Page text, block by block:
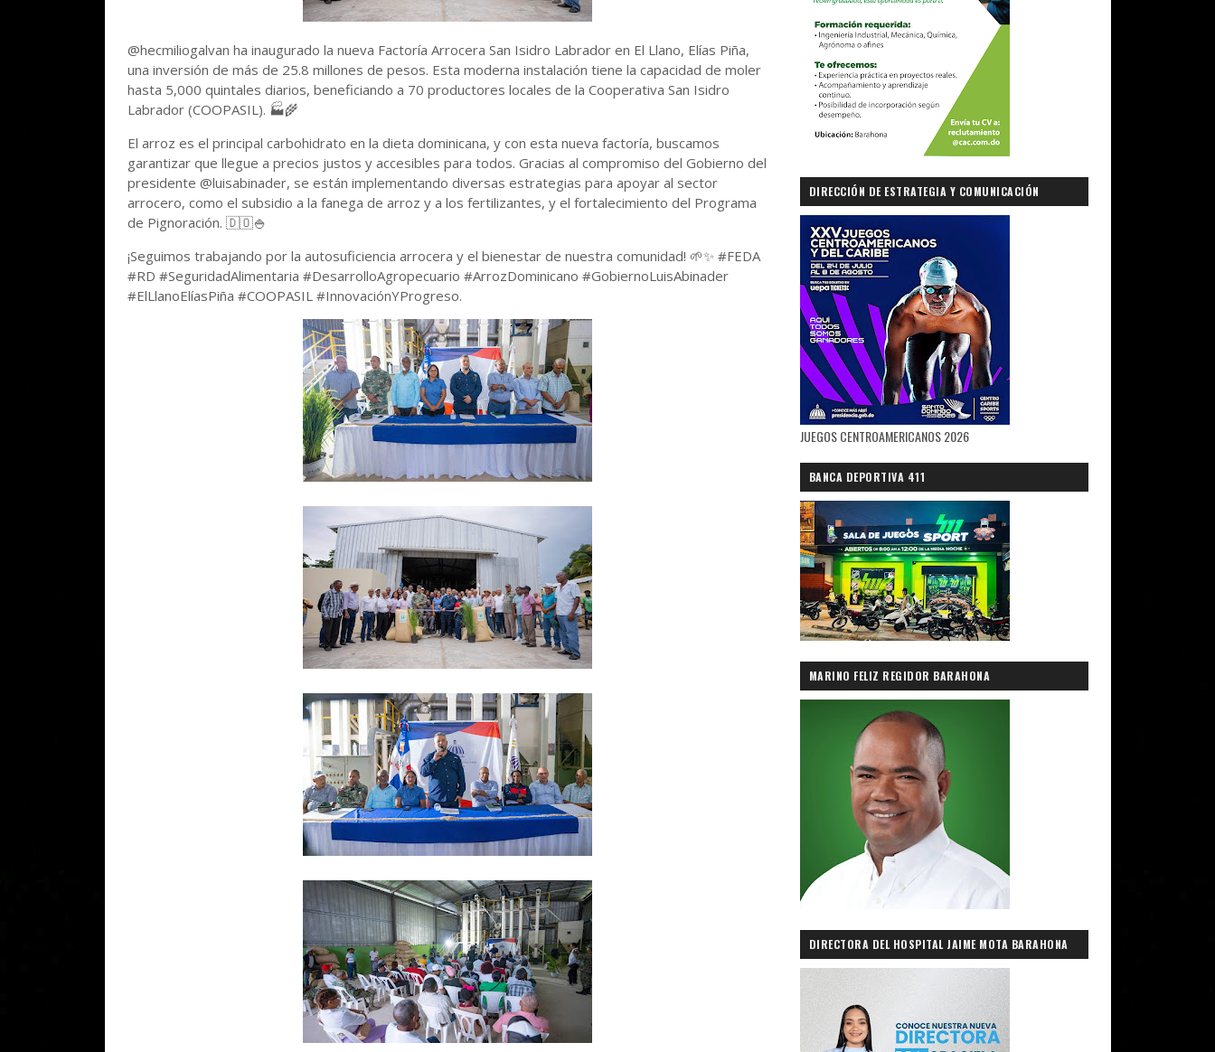
@hecmiliogalvan ha inaugurado la nueva Factoría Arrocera San Isidro Labrador en El Llano, Elías Piña,
una inversión de más de 25.8 millones de pesos. Esta moderna instalación tiene la capacidad de moler
hasta 5,000 quintales diarios, beneficiando a 70 productores locales de la Cooperativa San Isidro
Labrador (COOPASIL). 🏭🌾
El arroz es el principal carbohidrato en la dieta dominicana, y con esta nueva factoría, buscamos
garantizar que llegue a precios justos y accesibles para todos. Gracias al compromiso del Gobierno del
presidente @luisabinader, se están implementando diversas estrategias para apoyar al sector
arrocero, como el subsidio a la fanega de arroz y a los fertilizantes, y el fortalecimiento del Programa
de Pignoración. 🇩🇴🍚
¡Seguimos trabajando por la autosuficiencia arrocera y el bienestar de nuestra comunidad! 🌱✨ #FEDA
#RD #SeguridadAlimentaria #DesarrolloAgropecuario #ArrozDominicano #GobiernoLuisAbinader
#ElLlanoElíasPiña #COOPASIL #InnovaciónYProgreso.
DIRECCIÓN DE ESTRATEGIA Y COMUNICACIÓN
GUBERNAMENTAL
JUEGOS CENTROAMERICANOS 2026
BANCA DEPORTIVA 411
MARINO FELIZ REGIDOR BARAHONA
DIRECTORA DEL HOSPITAL JAIME MOTA BARAHONA